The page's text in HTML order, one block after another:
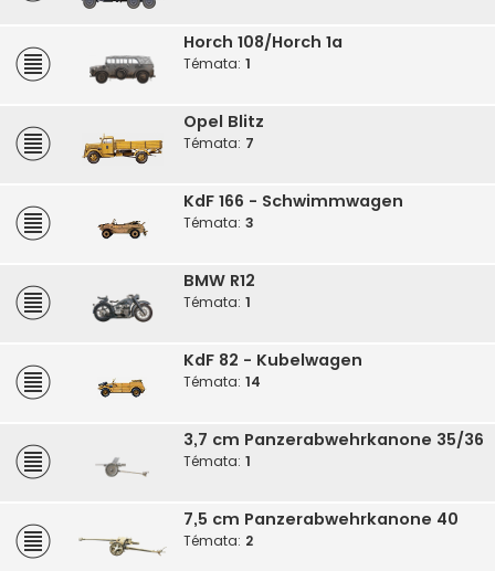
Horch 108/Horch 1a
Témata: 1
Opel Blitz
Témata: 7
KdF 166 - Schwimmwagen
Témata: 3
BMW R12
Témata: 1
KdF 82 - Kubelwagen
Témata: 14
3,7 cm Panzerabwehrkanone 35/36
Témata: 1
7,5 cm Panzerabwehrkanone 40
Témata: 2